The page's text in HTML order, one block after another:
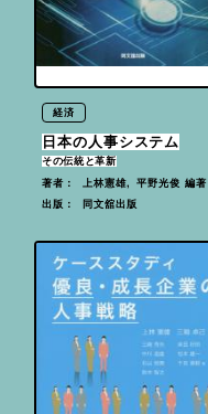
経済
日本の人事システム
その伝統と革新
著者： 上林憲雄, 平野光俊 編著
出版： 同文舘出版